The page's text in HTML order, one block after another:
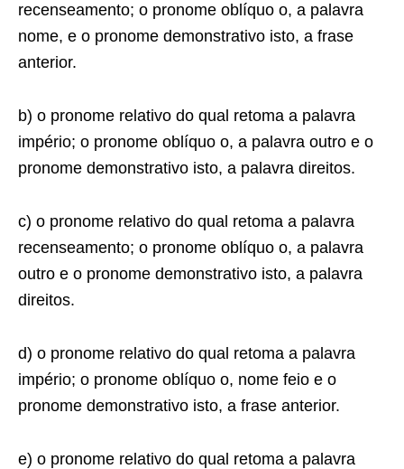
recenseamento; o pronome oblíquo o, a palavra
nome, e o pronome demonstrativo isto, a frase
anterior.
b) o pronome relativo do qual retoma a palavra
império; o pronome oblíquo o, a palavra outro e o
pronome demonstrativo isto, a palavra direitos.
c) o pronome relativo do qual retoma a palavra
recenseamento; o pronome oblíquo o, a palavra
outro e o pronome demonstrativo isto, a palavra
direitos.
d) o pronome relativo do qual retoma a palavra
império; o pronome oblíquo o, nome feio e o
pronome demonstrativo isto, a frase anterior.
e) o pronome relativo do qual retoma a palavra